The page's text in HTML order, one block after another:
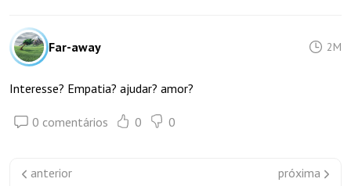
Far-away 2M
Interesse? Empatia? ajudar? amor?
0 comentários 0 0
anterior
próxima